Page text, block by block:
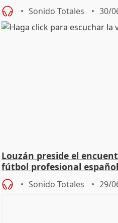
Sonido Totales 30/
Louzán preside el
fútbol profesional
Sonido Totales 29/